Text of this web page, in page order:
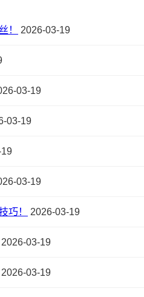
！ 2026-03-19
03-19
03-19
03-19
巧！ 2026-03-19
2026-03-19
2026-03-19